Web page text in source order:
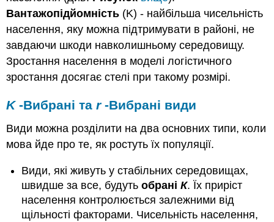
Вантажопідйомність (K) - найбільша чисельність
населення, яку можна підтримувати в районі, не
завдаючи шкоди навколишньому середовищу.
Зростання населення в моделі логістичного
зростання досягає стелі при такому розмірі.
K-Вибрані таr-Вибрані види
Види можна розділити на два основних типи, коли
мова йде про те, як ростуть їх популяції.
Види, які живуть у стабільних середовищах,
швидше за все, будутьобрані К. Їх приріст
населення контролюється залежними від
щільності факторами. Чисельність населення,